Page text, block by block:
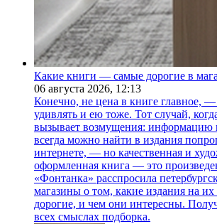
Какие книги — самые дорогие в
06 августа 2026, 12:13
Конечно, не цена в книге главное,
удивлять и ею тоже. Тот случай,
вызывает возмущения: информацию
всегда можно найти в издания
интернете, — но качественная и
оформленная книга — это
«Фонтанка» расспросила
магазины о том, какие издания на
дорогие, и чем они интересны.
всех смыслах подборка.